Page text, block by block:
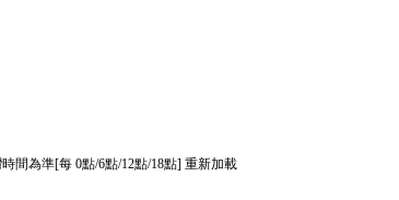
間為準[每 0點/6點/12點/18點] 重新加載